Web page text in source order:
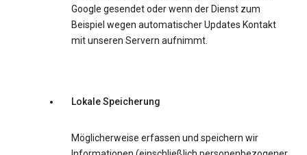
Google gesendet oder wenn der Dienst zum
Beispiel wegen automatischer Updates Kontakt
mit unseren Servern aufnimmt.
Lokale Speicherung
Möglicherweise erfassen und speichern wir